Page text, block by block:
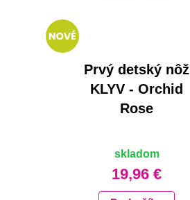
Prvý detský nôž
KLYV - Orchid
Rose
skladom
19,96 €